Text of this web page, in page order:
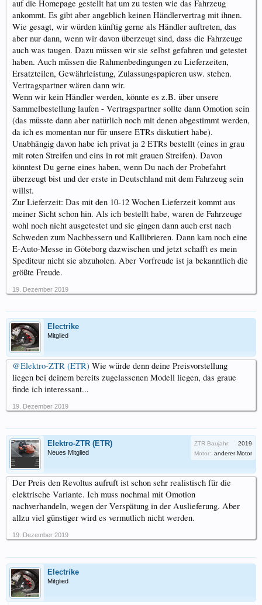
auf die Homepage gestellt hat um zu testen wie das Fahrzeug
ankommt. Es gibt aber angeblich keinen Händlervertrag mit ihnen.
Wie gesagt, wir würden künftig gerne als Händler auftreten, das
aber nur dann, wenn wir davon überzeugt sind, dass die Fahrzeuge
auch was taugen. Dazu müssen wir sie selbst gefahren und getestet
haben. Auch müssen die Rahmenbedingungen zu Lieferzeiten,
Ersatzteilen, Gewährleistung, Zulassungspapieren usw. stehen.
Vertragspartner wären dann wir.
Wenn wir kein Händler werden, könnte es z.B. über unsere
Sammelbestellung laufen - Vertragspartner sollte dann Omotion sein
(das müsste dann aber natürlich noch mit denen abgestimmt werden,
da ich es momentan nur für unsere ETRs diskutiert habe).
Unabhängig davon habe ich privat ja 2 ETRs bestellt (eines in grau
mit roten Streifen und eins in rot mit grauen Streifen). Davon
könntest Du gerne eines haben, wenn Du nach der Probefahrt
überzeugt bist und der erste in Deutschland mit dem Fahrzeug sein
willst.
Zur Lieferzeit: Das mit den 10-12 Wochen Lieferzeit kommt aus
meiner Sicht schon hin. Als ich bestellt habe, waren de Fahrzeuge
wohl noch nicht ausgetestet und sie gingen dann auch erst nach
Schweden zum Nachbessern und Kallibrieren. Dann kam noch eine
E-Auto-Messe in Göteborg dazwischen und jetzt schafft es mein
Spediteur nicht sie abzuholen. Aber Vorfreude ist ja bekanntlich die
größte Freude.
19. Dezember 2019
Electrike
Mitglied
@Elektro-ZTR (ETR) Wie würde denn deine Preisvorstellung
liegen bei deinem bereits zugelassenen Modell liegen, das graue
finde ich interessant...
19. Dezember 2019
Elektro-ZTR (ETR)
Neues Mitglied
ZTR Baujahr:
2019
Motor: anderer Motor
Der Preis den Revoltus aufruft ist schon sehr realistisch für die
elektrische Variante. Ich muss nochmal mit Omotion
nachverhandeln, wegen der Verspätung in der Auslieferung. Aber
allzu viel günstiger wird es vermutlich nicht werden.
19. Dezember 2019
Electrike
Mitglied